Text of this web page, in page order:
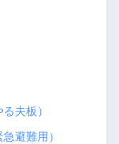
夫板）
避難用）